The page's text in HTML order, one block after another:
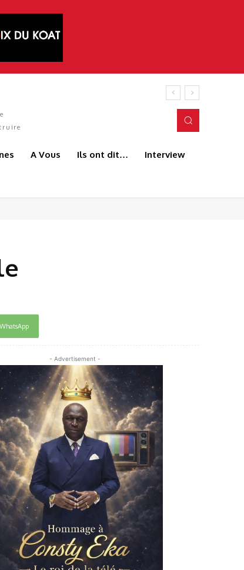
C’est précisément l’esprit
A Vous Ils ont dit… Interview
WhatsApp
- Advertisement -